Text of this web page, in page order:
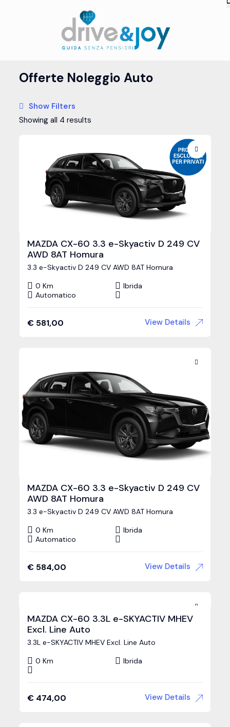
Offerte Noleggio Auto
Show Filters
Showing all 4 results
MAZDA CX-60 3.3 e-Skyactiv D 249 CV
AWD 8AT Homura
3.3 e-Skyactiv D 249 CV AWD 8AT Homura
0 Km
Ibrida
Automatico
€ 581,00 View Details
MAZDA CX-60 3.3 e-Skyactiv D 249 CV
AWD 8AT Homura
3.3 e-Skyactiv D 249 CV AWD 8AT Homura
0 Km
Ibrida
Automatico
€ 584,00 View Details
MAZDA CX-60 3.3L e-SKYACTIV MHEV
Excl. Line Auto
3.3L e-SKYACTIV MHEV Excl. Line Auto
0 Km
Ibrida
€ 474,00 View Details